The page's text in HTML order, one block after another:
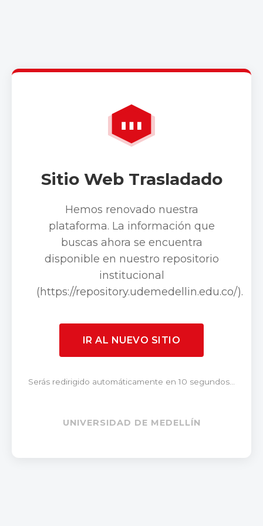
Sitio Web Trasladado
Hemos renovado nuestra
plataforma. La información que
buscas ahora se encuentra
disponible en nuestro repositorio
institucional
(https://repository.udemedellin.edu.co/).
IR AL NUEVO SITIO
Serás redirigido automáticamente en 10 segundos...
UNIVERSIDAD DE MEDELLÍN